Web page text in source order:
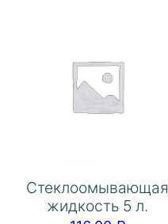
Стеклоомывающая
жидкость 5 л.